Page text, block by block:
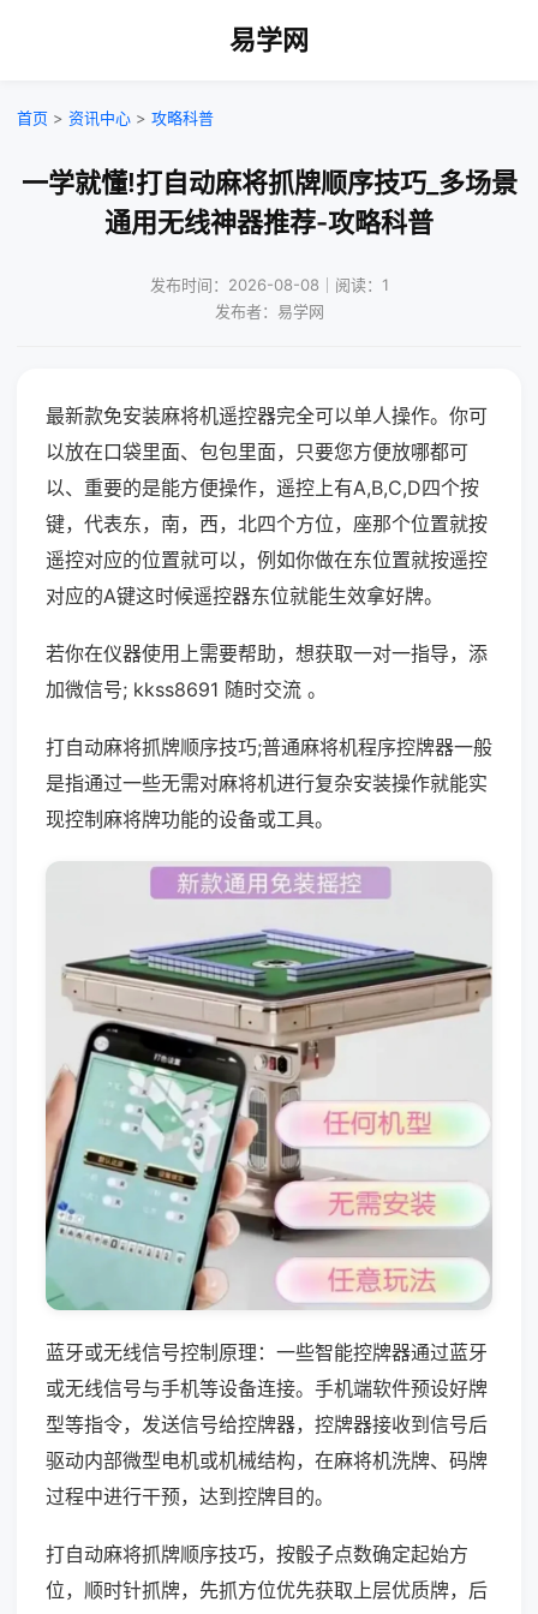
易学网
首页 > 资讯中心 > 攻略科普
一学就懂!打自动麻将抓牌顺序技巧_多场景
通用无线神器推荐-攻略科普
发布时间：2026-08-08｜阅读：1
发布者：易学网
最新款免安装麻将机遥控器完全可以单人操作。你可
以放在口袋里面、包包里面，只要您方便放哪都可
以、重要的是能方便操作，遥控上有A,B,C,D四个按
键，代表东，南，西，北四个方位，座那个位置就按
遥控对应的位置就可以，例如你做在东位置就按遥控
对应的A键这时候遥控器东位就能生效拿好牌。
若你在仪器使用上需要帮助，想获取一对一指导，添
加微信号; kkss8691 随时交流 。
打自动麻将抓牌顺序技巧;普通麻将机程序控牌器一般
是指通过一些无需对麻将机进行复杂安装操作就能实
现控制麻将牌功能的设备或工具。
蓝牙或无线信号控制原理：一些智能控牌器通过蓝牙
或无线信号与手机等设备连接。手机端软件预设好牌
型等指令，发送信号给控牌器，控牌器接收到信号后
驱动内部微型电机或机械结构，在麻将机洗牌、码牌
过程中进行干预，达到控牌目的。
打自动麻将抓牌顺序技巧，按骰子点数确定起始方
位，顺时针抓牌，先抓方位优先获取上层优质牌，后